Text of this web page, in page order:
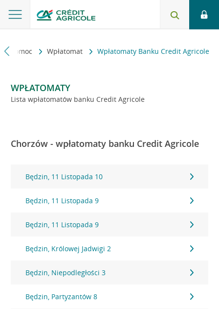
i pomoc Wpłatomat Wpłatomaty Banku Credit Agricole
WPŁATOMATY
Lista wpłatomatów banku Credit Agricole
Chorzów - wpłatomaty banku Credit Agricole
Będzin, 11 Listopada 10
Będzin, 11 Listopada 9
Będzin, 11 Listopada 9
Będzin, Królowej Jadwigi 2
Będzin, Niepodległości 3
Będzin, Partyzantów 8